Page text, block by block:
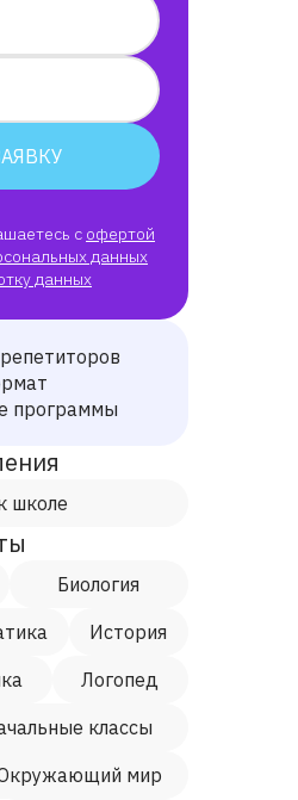
с офертой
данных
данных
программы
школе
Биология
История
Логопед
классы
мир